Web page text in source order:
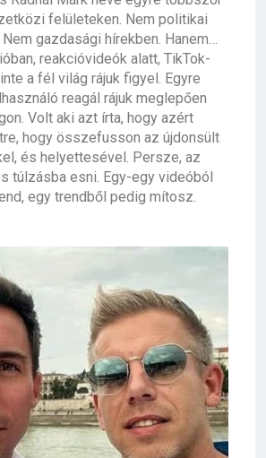
felületeken. Nem politikai
gazdasági hírekben. Hanem…
reakcióvideók alatt, TikTok-
a fél világ rájuk figyel. Egyre
reagál rájuk meglepően
Volt aki azt írta, hogy azért
hogy összefusson az újdonsült
és helyettesével. Persze, az
túlzásba esni. Egy-egy videóból
egy trendből pedig mítosz.